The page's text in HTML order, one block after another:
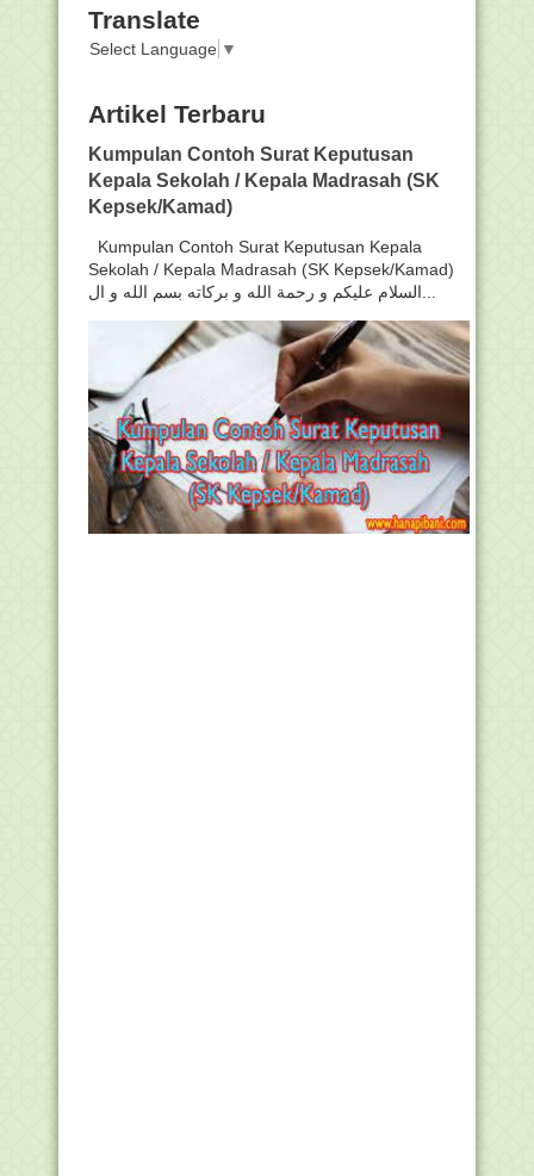
Translate
Select Language ▼
Artikel Terbaru
Kumpulan Contoh Surat Keputusan
Kepala Sekolah / Kepala Madrasah (SK
Kepsek/Kamad)
Kumpulan Contoh Surat Keputusan Kepala
Sekolah / Kepala Madrasah (SK Kepsek/Kamad)